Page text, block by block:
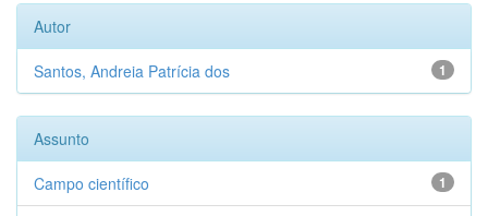
Autor
1
Santos, Andreia Patrícia dos
Assunto
1
Campo científico